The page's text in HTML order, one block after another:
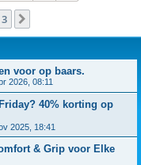
3
voor op baars.
2026, 08:11
40% korting op
2025, 18:41
& Grip voor Elke